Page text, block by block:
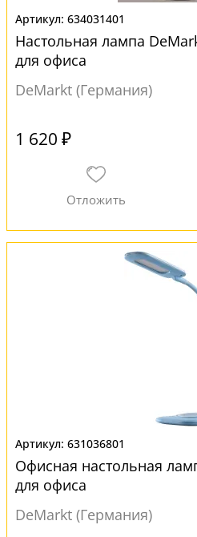
634031401
Настольная лампа
для офиса
DeMarkt (Германия)
1 620 ₽
631036801
Офисная настольная
для офиса
DeMarkt (Германия)